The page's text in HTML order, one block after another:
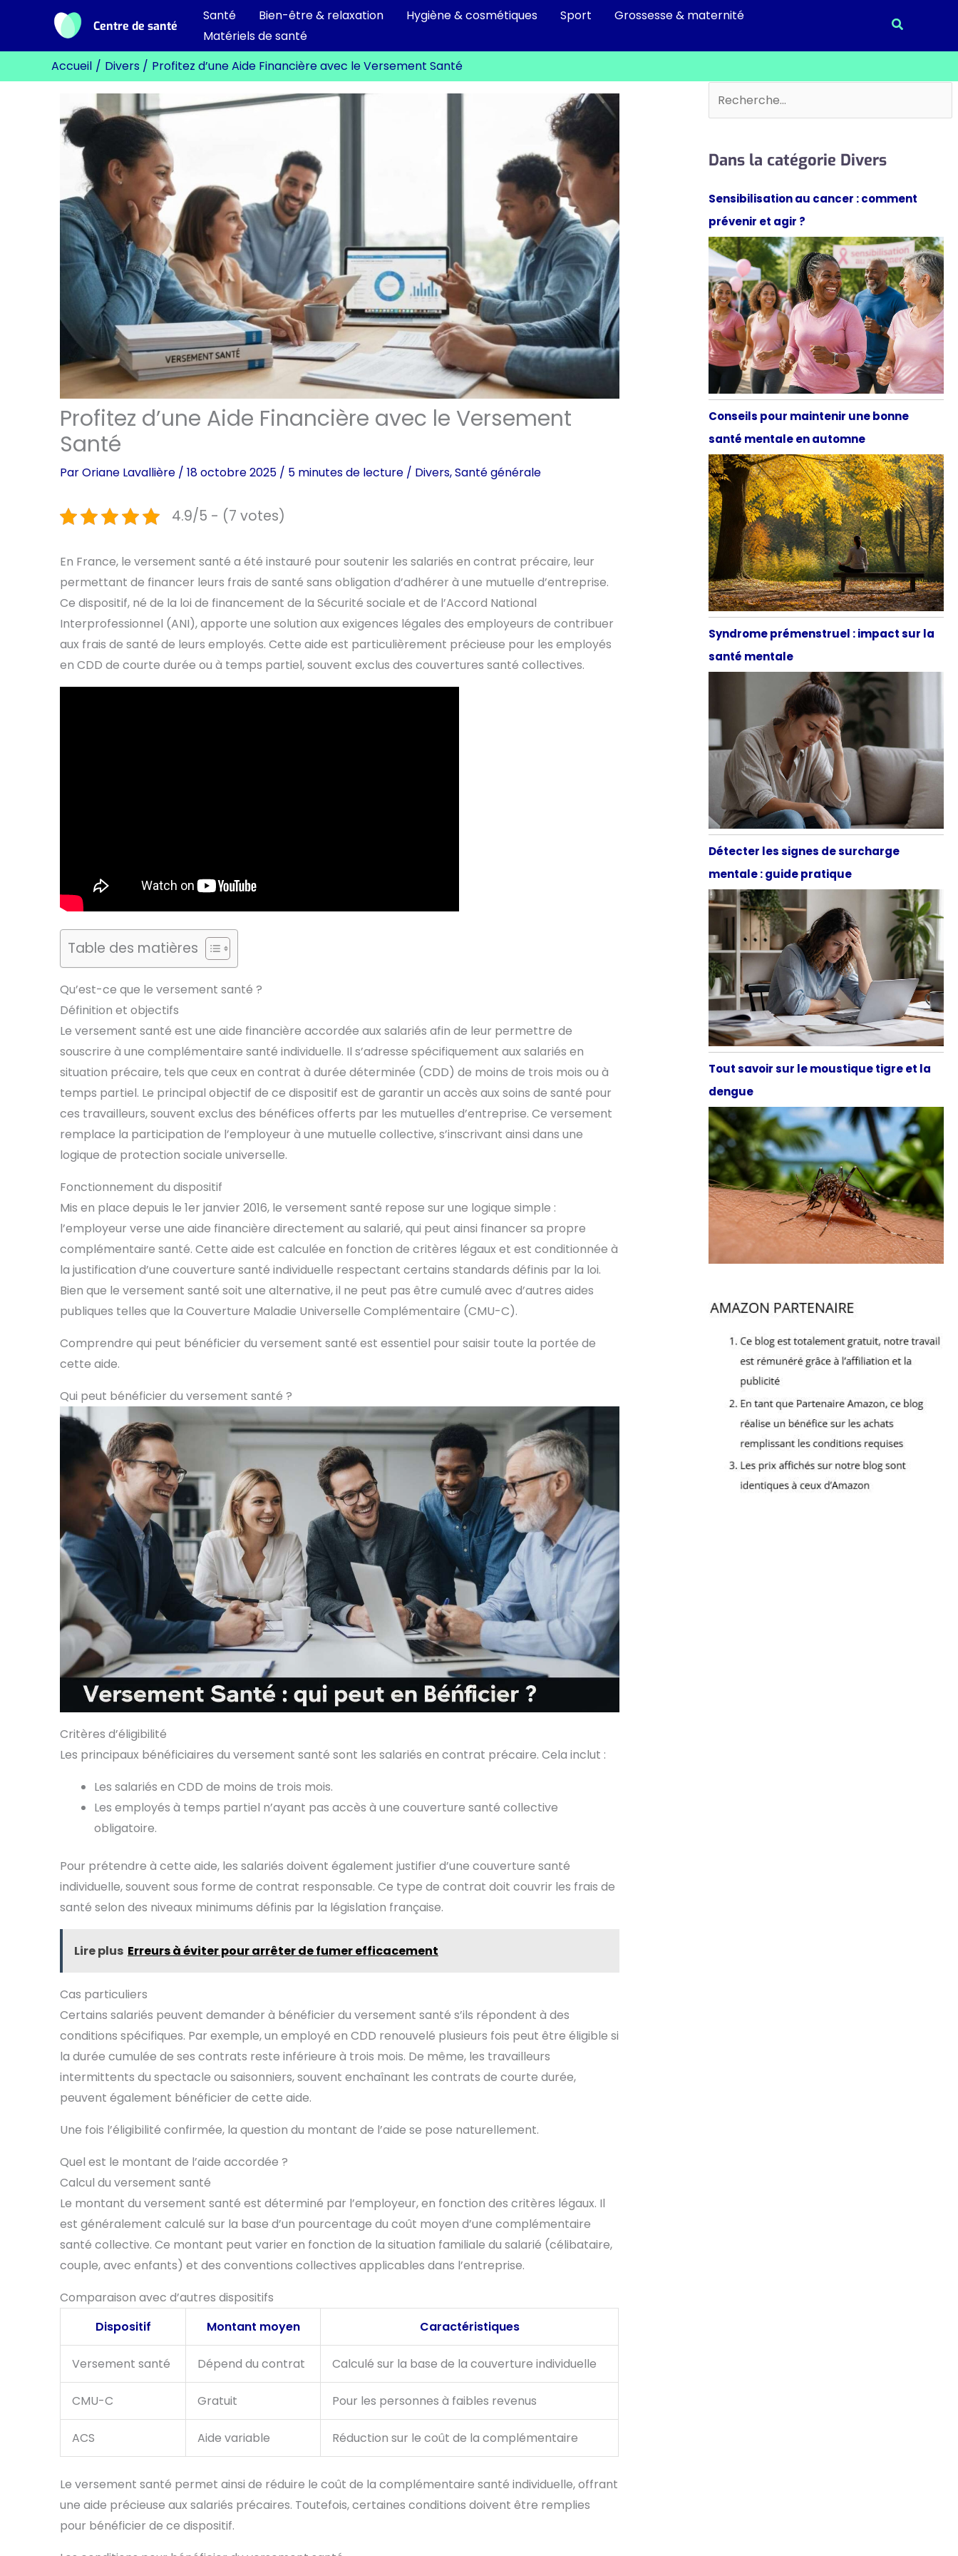
contenu
Centre de santé
Santé Bien-être & relaxation Hygiène & cosmétiques Sport
Grossesse & maternité
Matériels de santé
Accueil Divers Profitez d’une Aide Financière avec le Versement Santé
Profitez d’une Aide Financière avec le Versement
Santé
ParOriane Lavallière / 18 octobre 2025 / 5 minutes de lecture / Divers,Santé générale
4.9/5 - (7 votes)
En France, le versement santé a été instauré pour soutenir les salariés en contrat précaire, leur
permettant de financer leurs frais de santé sans obligation d’adhérer à une mutuelle d’entreprise.
Ce dispositif, né de la loi de financement de la Sécurité sociale et de l’Accord National
Interprofessionnel (ANI), apporte une solution aux exigences légales des employeurs de contribuer
aux frais de santé de leurs employés. Cette aide est particulièrement précieuse pour les employés
en CDD de courte durée ou à temps partiel, souvent exclus des couvertures santé collectives.
Table des matières
Qu’est-ce que le versement santé ?
Définition et objectifs
Le versement santé est une aide financière accordée aux salariés afin de leur permettre de
souscrire à une complémentaire santé individuelle. Il s’adresse spécifiquement aux salariés en
situation précaire, tels que ceux en contrat à durée déterminée (CDD) de moins de trois mois ou à
temps partiel. Le principal objectif de ce dispositif est de garantir un accès aux soins de santé pour
ces travailleurs, souvent exclus des bénéfices offerts par les mutuelles d’entreprise. Ce versement
remplace la participation de l’employeur à une mutuelle collective, s’inscrivant ainsi dans une
logique de protection sociale universelle.
Fonctionnement du dispositif
Mis en place depuis le 1er janvier 2016, le versement santé repose sur une logique simple :
l’employeur verse une aide financière directement au salarié, qui peut ainsi financer sa propre
complémentaire santé. Cette aide est calculée en fonction de critères légaux et est conditionnée à
la justification d’une couverture santé individuelle respectant certains standards définis par la loi.
Bien que le versement santé soit une alternative, il ne peut pas être cumulé avec d’autres aides
publiques telles que la Couverture Maladie Universelle Complémentaire (CMU-C).
Comprendre qui peut bénéficier du versement santé est essentiel pour saisir toute la portée de
cette aide.
Qui peut bénéficier du versement santé ?
Critères d’éligibilité
Les principaux bénéficiaires du versement santé sont les salariés en contrat précaire. Cela inclut :
Les salariés en CDD de moins de trois mois.
Les employés à temps partiel n’ayant pas accès à une couverture santé collective
obligatoire.
Pour prétendre à cette aide, les salariés doivent également justifier d’une couverture santé
individuelle, souvent sous forme de contrat responsable. Ce type de contrat doit couvrir les frais de
santé selon des niveaux minimums définis par la législation française.
Lire plus Erreurs à éviter pour arrêter de fumer efficacement
Cas particuliers
Certains salariés peuvent demander à bénéficier du versement santé s’ils répondent à des
conditions spécifiques. Par exemple, un employé en CDD renouvelé plusieurs fois peut être éligible si
la durée cumulée de ses contrats reste inférieure à trois mois. De même, les travailleurs
intermittents du spectacle ou saisonniers, souvent enchaînant les contrats de courte durée,
peuvent également bénéficier de cette aide.
Une fois l’éligibilité confirmée, la question du montant de l’aide se pose naturellement.
Quel est le montant de l’aide accordée ?
Calcul du versement santé
Le montant du versement santé est déterminé par l’employeur, en fonction des critères légaux. Il
est généralement calculé sur la base d’un pourcentage du coût moyen d’une complémentaire
santé collective. Ce montant peut varier en fonction de la situation familiale du salarié (célibataire,
couple, avec enfants) et des conventions collectives applicables dans l’entreprise.
Comparaison avec d’autres dispositifs
Dispositif
Montant moyen Caractéristiques
Versement santé Dépend du contrat Calculé sur la base de la couverture individuelle
CMU-C Gratuit Pour les personnes à faibles revenus
ACS Aide variable Réduction sur le coût de la complémentaire
Le versement santé permet ainsi de réduire le coût de la complémentaire santé individuelle, offrant
une aide précieuse aux salariés précaires. Toutefois, certaines conditions doivent être remplies
pour bénéficier de ce dispositif.
Rechercher
Dans la catégorie Divers
Sensibilisation au cancer : comment
prévenir et agir ?
Conseils pour maintenir une bonne
santé mentale en automne
Syndrome prémenstruel : impact sur la
santé mentale
Détecter les signes de surcharge
mentale : guide pratique
Tout savoir sur le moustique tigre et la
dengue